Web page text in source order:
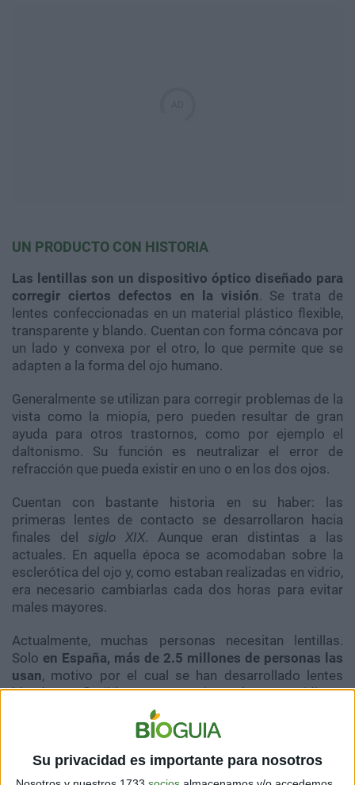
Su privacidad es importante para nosotros
UN PRODUCTO CON HISTORIA
Las lentillas son un dispositivo óptico diseñado para
corregir ciertos defectos en la visión. Se trata de
lentes confeccionadas en un material plástico flexible,
transparente y blando. Cuentan con forma cóncava por
un lado y convexa por el otro, lo que permite que se
adapten a la forma del ojo humano.
Generalmente se utilizan para corregir problemas de la
vista como la miopía, pero pueden resultar de gran
ayuda para otros trastornos, como por ejemplo el
daltonismo. Su función es neutralizar el error de
refracción que pueda existir en uno o en los dos ojos.
Cuentan con bastante historia en su haber: las
primeras lentes de contacto se desarrollaron hacia
finales del siglo XIX. Aunque eran distintas a las
actuales. En aquella época se acomodaban sobre la
esclerótica del ojo y, como estaban realizadas en vidrio,
era necesario cambiarlas cada dos horas para evitar
males mayores.
Actualmente, muchas personas necesitan lentillas.
Solo en España, más de 2.5 millones de personas las
usan, motivo por el cual se han desarrollado lentes
blandas y flexibles que permiten el uso cotidiano.
Incluso, hoy en día, es posible comprarlas en
a domicilio y con total seguridad.